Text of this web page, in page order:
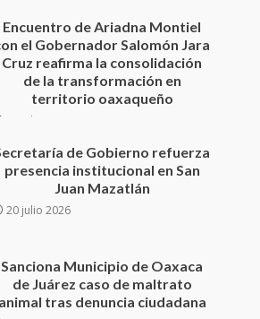
Secretaría de Gobierno refuerza
presencia institucional en San
Juan Mazatlán
20 julio 2026
Sanciona Municipio de Oaxaca
de Juárez caso de maltrato
animal tras denuncia ciudadana
16 julio 2026
California; FGR lo investiga por
presuntos delitos de
delincuencia organizada y